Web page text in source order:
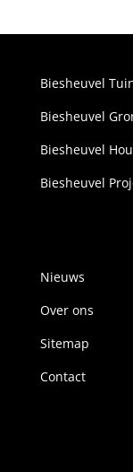
Biesheuvel
Biesheuvel
Biesheuvel
Biesheuvel
Nieuws
Over ons
Sitemap
Contact